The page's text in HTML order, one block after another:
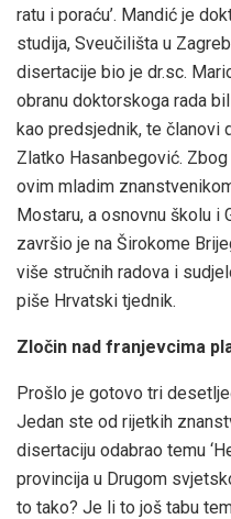
ratu i poraću’. Mandić je
studija, Sveučilišta u
disertacije bio je dr.sc.
obranu doktorskoga rada
kao predsjednik, te članovi
Zlatko Hasanbegović.
ovim mladim
Mostaru, a osnovnu školu i
završio je na Širokome
više stručnih radova i
piše Hrvatski tjednik.
Zločin nad franjevcima
Prošlo je gotovo tri
Jedan ste od rijetkih
disertaciju odabrao temu
provincija u Drugom
to tako? Je li to još tabu